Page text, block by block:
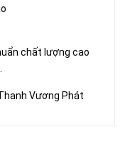
chất lượng cao
Vương Phát